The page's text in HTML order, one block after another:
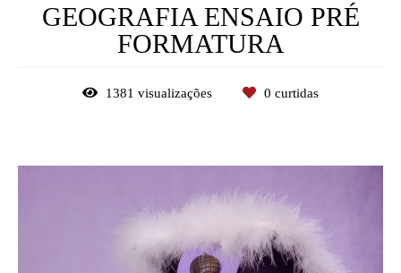
GEOGRAFIA ENSAIO PRÉ
FORMATURA
1381 visualizações 0 curtidas